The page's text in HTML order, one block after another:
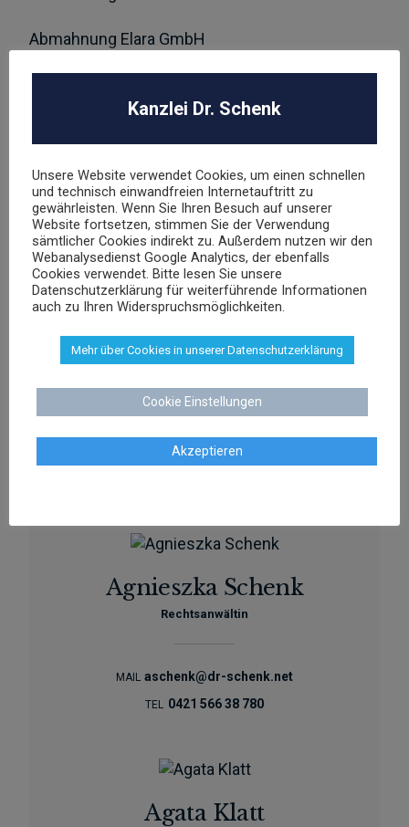
Abmahnung Elara GmbH
ROBA Music Verlag GmbH
Berechtigungsanfrage / Abmahnung
UNSER TEAM
Dr. Stephan Schenk
Rechtsschutz
sschenk@dr-schenk.net
Agnieszka Schenk
Rechtsanwältin
MAIL aschenk@dr-schenk.net
TEL 0421 566 38 780
Agata Klatt
Kanzlei Dr. Schenk
Unsere Website verwendet Cookies, um einen schnellen
und technisch einwandfreien Internetauftritt zu
gewährleisten. Wenn Sie Ihren Besuch auf unserer
Website fortsetzen, stimmen Sie der Verwendung
sämtlicher Cookies indirekt zu. Außerdem nutzen wir den
Webanalysedienst Google Analytics, der ebenfalls
Cookies verwendet. Bitte lesen Sie unsere
Datenschutzerklärung für weiterführende Informationen
auch zu Ihren Widerspruchsmöglichkeiten.
Mehr über Cookies in unserer Datenschutzerklärung
Cookie Einstellungen
Akzeptieren